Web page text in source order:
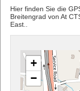
Hier finden Sie die
Breitengrad von At
East..
+
−